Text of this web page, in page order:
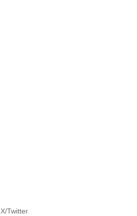
X/Twitter